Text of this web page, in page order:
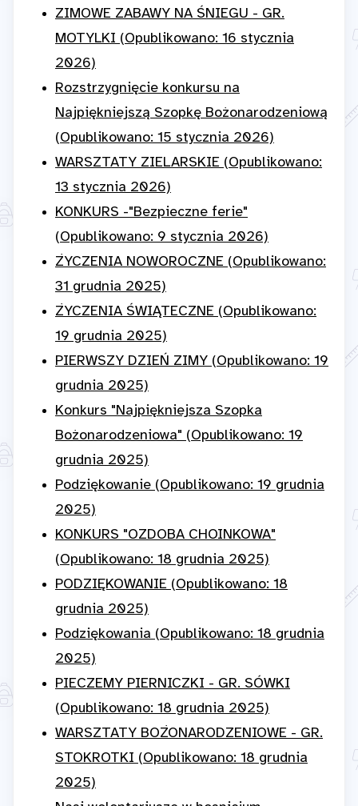
ZIMOWE ZABAWY NA ŚNIEGU - GR.
MOTYLKI (Opublikowano: 16 stycznia
2026)
Rozstrzygnięcie konkursu na
Najpiękniejszą Szopkę Bożonarodzeniową
(Opublikowano: 15 stycznia 2026)
WARSZTATY ZIELARSKIE (Opublikowano:
13 stycznia 2026)
KONKURS -"Bezpieczne ferie"
(Opublikowano: 9 stycznia 2026)
ŻYCZENIA NOWOROCZNE (Opublikowano:
31 grudnia 2025)
ŻYCZENIA ŚWIĄTECZNE (Opublikowano:
19 grudnia 2025)
PIERWSZY DZIEŃ ZIMY (Opublikowano: 19
grudnia 2025)
Konkurs "Najpiękniejsza Szopka
Bożonarodzeniowa" (Opublikowano: 19
grudnia 2025)
Podziękowanie (Opublikowano: 19 grudnia
2025)
KONKURS "OZDOBA CHOINKOWA"
(Opublikowano: 18 grudnia 2025)
PODZIĘKOWANIE (Opublikowano: 18
grudnia 2025)
Podziękowania (Opublikowano: 18 grudnia
2025)
PIECZEMY PIERNICZKI - GR. SÓWKI
(Opublikowano: 18 grudnia 2025)
WARSZTATY BOŻONARODZENIOWE - GR.
STOKROTKI (Opublikowano: 18 grudnia
2025)